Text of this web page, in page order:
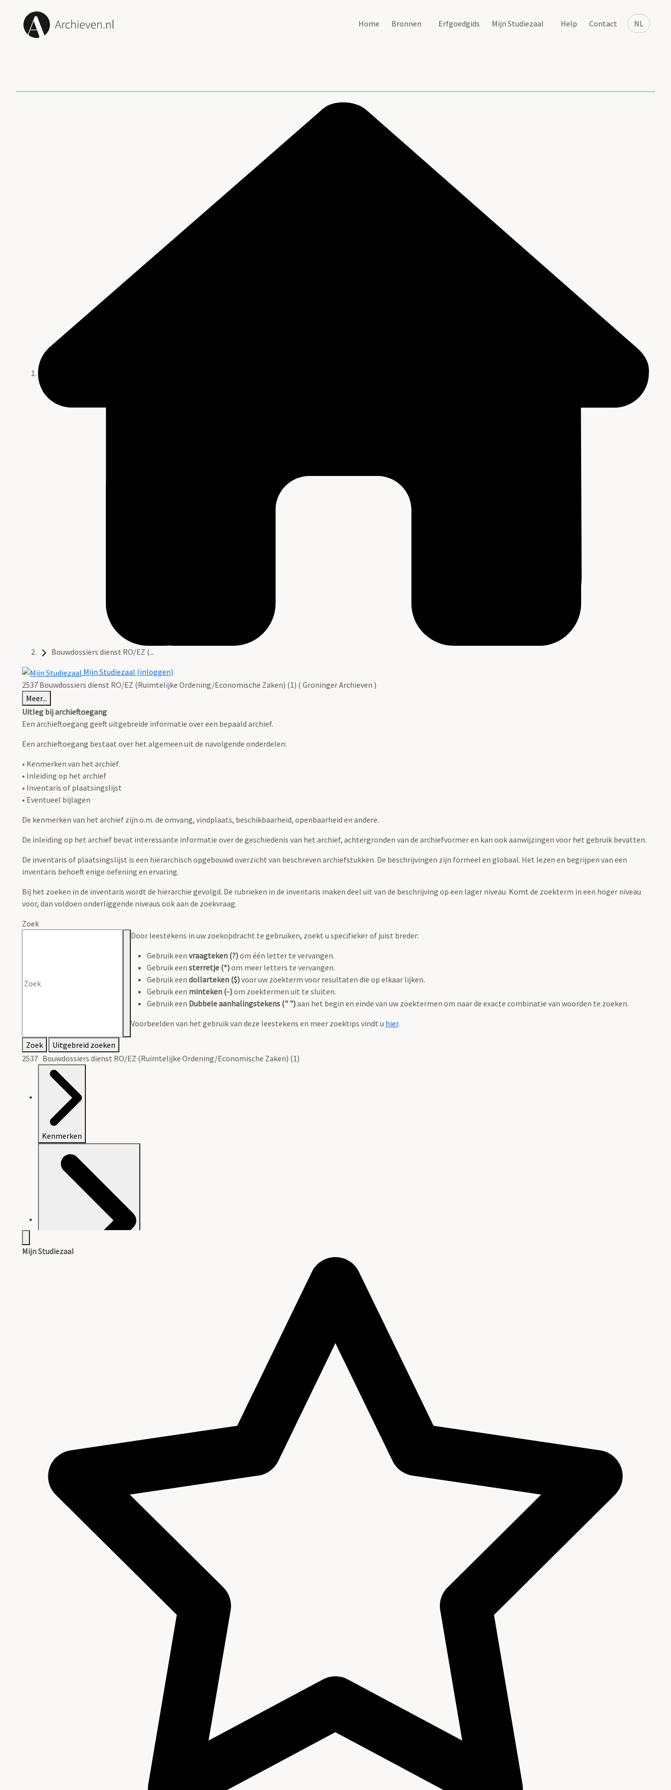
NL
Home Bronnen Erfgoedgids Mijn Studiezaal Help Contact
Bouwdossiers dienst RO/EZ (...
Mijn Studiezaal (inloggen)
2537 Bouwdossiers dienst RO/EZ (Ruimtelijke Ordening/Economische Zaken) (1) ( Groninger Archieven )
Meer...
Uitleg bij archieftoegang
Een archieftoegang geeft uitgebreide informatie over een bepaald archief.
Een archieftoegang bestaat over het algemeen uit de navolgende onderdelen:
• Kenmerken van het archief
• Inleiding op het archief
• Inventaris of plaatsingslijst
• Eventueel bijlagen
De kenmerken van het archief zijn o.m. de omvang, vindplaats, beschikbaarheid, openbaarheid en andere.
De inleiding op het archief bevat interessante informatie over de geschiedenis van het archief, achtergronden van de archiefvormer en kan ook aanwijzingen voor het gebruik bevatten.
De inventaris of plaatsingslijst is een hiërarchisch opgebouwd overzicht van beschreven archiefstukken. De beschrijvingen zijn formeel en globaal. Het lezen en begrijpen van een
inventaris behoeft enige oefening en ervaring.
Bij het zoeken in de inventaris wordt de hiërarchie gevolgd. De rubrieken in de inventaris maken deel uit van de beschrijving op een lager niveau. Komt de zoekterm in een hoger niveau
voor, dan voldoen onderliggende niveaus ook aan de zoekvraag.
Zoek
Door leestekens in uw zoekopdracht te gebruiken, zoekt u specifieker of juist breder:
Gebruik een vraagteken (?)om één letter te vervangen.
Gebruik een sterretje (*)om meer letters te vervangen.
Gebruik een dollarteken ($)voor uw zoekterm voor resultaten die op elkaar lijken.
Gebruik een minteken (-)om zoektermen uit te sluiten.
Gebruik een Dubbele aanhalingstekens (" ")aan het begin en einde van uw zoektermen om naar de exacte combinatie van woorden te zoeken.
Voorbeelden van het gebruik van deze leestekens en meer zoektips vindt u hier.
Zoek
Uitgebreid zoeken
2537 Bouwdossiers dienst RO/EZ (Ruimtelijke Ordening/Economische Zaken) (1)
Kenmerken
Mijn Studiezaal